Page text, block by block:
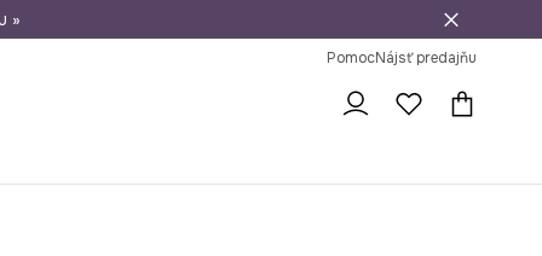
tovaru
»
PomocNájsť predajňu